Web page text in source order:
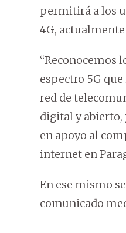
permitirá a los
4G,
“Reconocemos
espectro 5G
red de
digital y abierto,
en apoyo al
internet en
En ese mismo
comunicado